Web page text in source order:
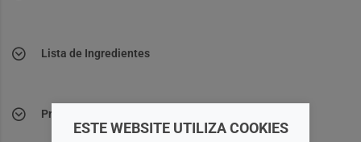
Lista de Ingredientes
Precauções
ESTE WEBSITE UTILIZA COOKIES